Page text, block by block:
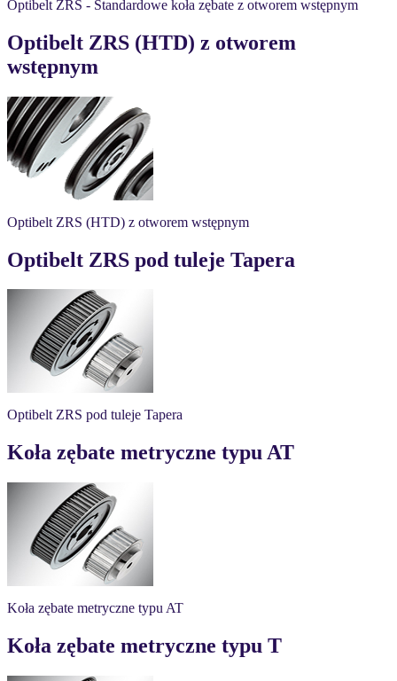
Optibelt ZRS - Standardowe koła zębate z otworem wstępnym
Optibelt ZRS (HTD) z otworem
wstępnym
Optibelt ZRS (HTD) z otworem wstępnym
Optibelt ZRS pod tuleje Tapera
Optibelt ZRS pod tuleje Tapera
Koła zębate metryczne typu AT
Koła zębate metryczne typu AT
Koła zębate metryczne typu T